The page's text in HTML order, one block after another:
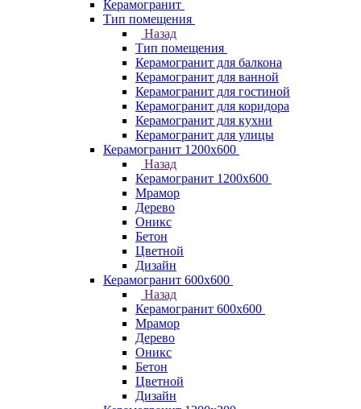
Керамогранит
Тип помещения
Назад
Тип помещения
Керамогранит для балкона
Керамогранит для ванной
Керамогранит для гостиной
Керамогранит для коридора
Керамогранит для кухни
Керамогранит для улицы
Керамогранит 1200х600
Назад
Керамогранит 1200х600
Мрамор
Дерево
Оникс
Бетон
Цветной
Дизайн
Керамогранит 600х600
Назад
Керамогранит 600х600
Мрамор
Дерево
Оникс
Бетон
Цветной
Дизайн